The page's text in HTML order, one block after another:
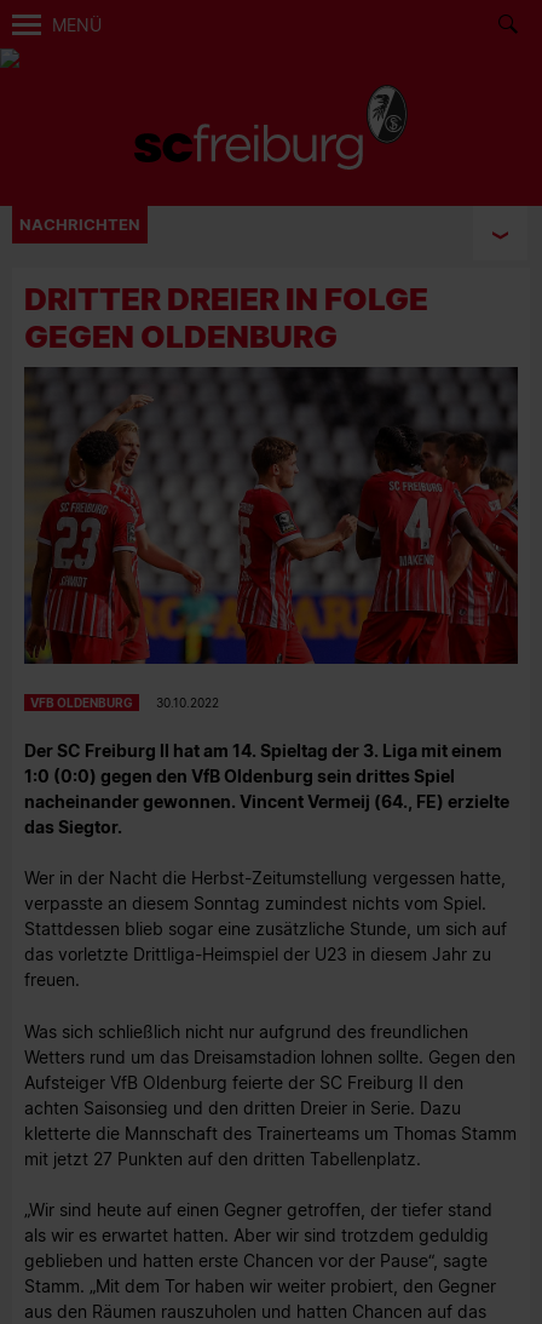
MENÜ
NACHRICHTEN
DRITTER DREIER IN FOLGE
GEGEN OLDENBURG
VFB OLDENBURG 30.10.2022
Der SC Freiburg II hat am 14. Spieltag der 3. Liga mit einem
1:0 (0:0) gegen den VfB Oldenburg sein drittes Spiel
nacheinander gewonnen. Vincent Vermeij (64., FE) erzielte
das Siegtor.
Wer in der Nacht die Herbst-Zeitumstellung vergessen hatte,
verpasste an diesem Sonntag zumindest nichts vom Spiel.
Stattdessen blieb sogar eine zusätzliche Stunde, um sich auf
das vorletzte Drittliga-Heimspiel der U23 in diesem Jahr zu
freuen.
Was sich schließlich nicht nur aufgrund des freundlichen
Wetters rund um das Dreisamstadion lohnen sollte. Gegen den
Aufsteiger VfB Oldenburg feierte der SC Freiburg II den
achten Saisonsieg und den dritten Dreier in Serie. Dazu
kletterte die Mannschaft des Trainerteams um Thomas Stamm
mit jetzt 27 Punkten auf den dritten Tabellenplatz.
„Wir sind heute auf einen Gegner getroffen, der tiefer stand
als wir es erwartet hatten. Aber wir sind trotzdem geduldig
geblieben und hatten erste Chancen vor der Pause“, sagte
Stamm. „Mit dem Tor haben wir weiter probiert, den Gegner
aus den Räumen rauszuholen und hatten Chancen auf das